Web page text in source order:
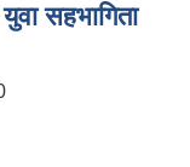
सहभागिता